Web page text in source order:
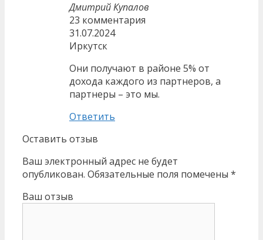
Дмитрий Купалов
23 комментария
31.07.2024
Иркутск
Они получают в районе 5% от
дохода каждого из партнеров, а
партнеры – это мы.
Ответить
Оставить отзыв
Ваш электронный адрес не будет
опубликован. Обязательные поля помечены *
Ваш отзыв